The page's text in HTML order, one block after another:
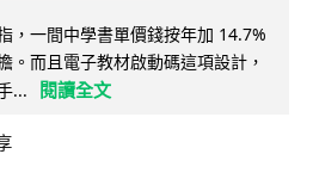
，一間中學書單價錢按年加 14.7%
。而且電子教材啟動碼這項設計，
...
閱讀全文